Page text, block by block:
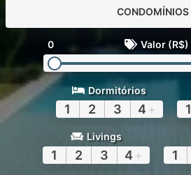
CONDOMÍNIOS
0 Valor (R$)
Dormitórios
1 2 3 4 + 1
Livings
1 2 3 4 + 1